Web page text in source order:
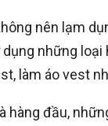
nên lạm
những
làm áo vest
hàng đầu,